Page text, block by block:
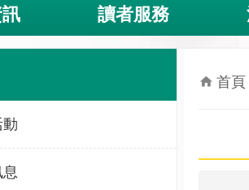
讀者服務
首頁